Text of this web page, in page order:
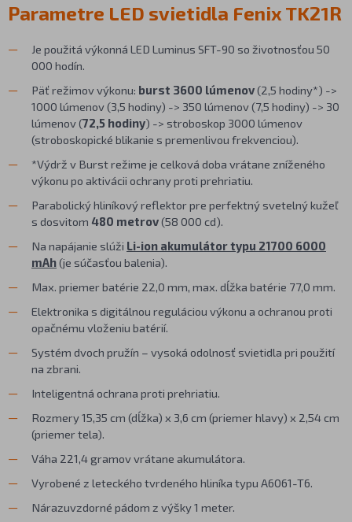
Parametre LED svietidla Fenix TK21R
Je použitá výkonná LED Luminus SFT-90 so životnosťou 50
000 hodín.
Päť režimov výkonu: burst 3600 lúmenov(2,5 hodiny*) ->
1000 lúmenov (3,5 hodiny) -> 350 lúmenov (7,5 hodiny) -> 30
lúmenov (72,5 hodiny) -> stroboskop 3000 lúmenov
(stroboskopické blikanie s premenlivou frekvenciou).
*Výdrž v Burst režime je celková doba vrátane zníženého
výkonu po aktivácii ochrany proti prehriatiu.
Parabolický hliníkový reflektor pre perfektný svetelný kužeľ
s dosvitom 480 metrov(58 000 cd).
Na napájanie slúži Li-ion akumulátor typu 21700 6000
mAh(je súčasťou balenia).
Max. priemer batérie 22,0 mm, max. dĺžka batérie 77,0 mm.
Elektronika s digitálnou reguláciou výkonu a ochranou proti
opačnému vloženiu batérií.
Systém dvoch pružín – vysoká odolnosť svietidla pri použití
na zbrani.
Inteligentná ochrana proti prehriatiu.
Rozmery 15,35 cm (dĺžka) x 3,6 cm (priemer hlavy) x 2,54 cm
(priemer tela).
Váha 221,4 gramov vrátane akumulátora.
Vyrobené z leteckého tvrdeného hliníka typu A6061-T6.
Nárazuvzdorné pádom z výšky 1 meter.